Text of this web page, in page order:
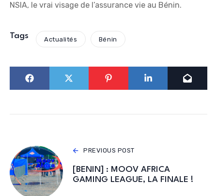
NSIA, le vrai visage de l’assurance vie au Bénin.
Tags Actualités Bénin
PREVIOUS POST
[BENIN] : MOOV AFRICA
GAMING LEAGUE, LA FINALE !